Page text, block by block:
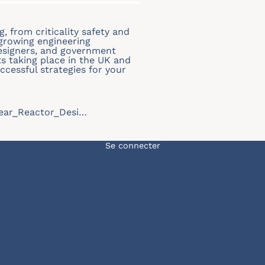
from criticality safety and
engineering
and government
taking place in the UK and
strategies for your
Menu du compte de
Se connecter